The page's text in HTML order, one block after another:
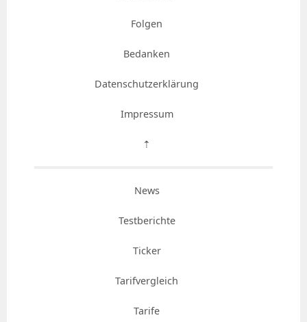
Folgen
Bedanken
Datenschutzerklärung
Impressum
⇡
News
Testberichte
Ticker
Tarifvergleich
Tarife